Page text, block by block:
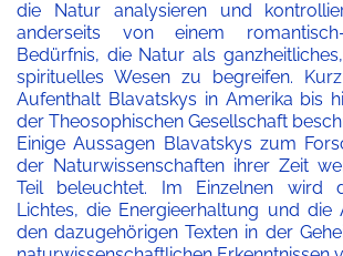
die Natur analysieren und
anderseits von einem romantisch-
Bedürfnis, die Natur als
spirituelles Wesen zu begreifen.
Aufenthalt Blavatskys in Amerika bis
der Theosophischen Gesellschaft
Einige Aussagen Blavatskys zum
der Naturwissenschaften ihrer Zeit
Teil beleuchtet. Im Einzelnen wird
Lichtes, die Energieerhaltung und die
den dazugehörigen Texten in der